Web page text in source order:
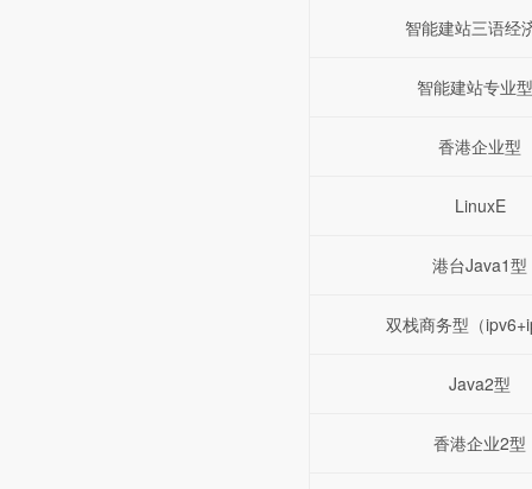
智能建站三语经
智能建站专业
香港企业型
LinuxE
港台Java1型
双栈商务型（
Java2型
香港企业2型